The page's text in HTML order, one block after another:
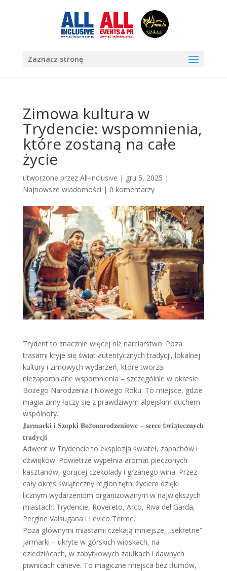
Zaznacz stronę
Zimowa kultura w
Trydencie: wspomnienia,
które zostaną na całe
życie
utworzone przez All-inclusive | gru 5, 2025 |
Najnowsze wiadomości | 0 komentarzy
Trydent to znacznie więcej niż narciarstwo. Poza
trasami kryje się świat autentycznych tradycji, lokalnej
kultury i zimowych wydarzeń, które tworzą
niezapomniane wspomnienia – szczególnie w okresie
Bożego Narodzenia i Nowego Roku. To miejsce, gdzie
magia zimy łączy się z prawdziwym alpejskim duchem
wspólnoty.
𝐉𝐚𝐫𝐦𝐚𝐫𝐤𝐢 𝐢 𝐒𝐳𝐨𝐩𝐤𝐢 𝐁𝐨ż𝐨𝐧𝐚𝐫𝐨𝐝𝐳𝐞𝐧𝐢𝐨𝐰𝐞 – 𝐬𝐞𝐫𝐜𝐞 ś𝐰𝐢ą𝐭𝐞𝐜𝐳𝐧𝐲𝐜𝐡
𝐭𝐫𝐚𝐝𝐲𝐜𝐣𝐢
Adwent w Trydencie to eksplozja świateł, zapachów i
dźwięków. Powietrze wypełnia aromat pieczonych
kasztanów, gorącej czekolady i grzanego wina. Przez
cały okres świąteczny region tętni życiem dzięki
licznym wydarzeniom organizowanym w największych
miastach: Trydencie, Rovereto, Arco, Riva del Garda,
Pergine Valsugana i Levico Terme.
Poza głównymi miastami czekają mniejsze, „sekretne”
jarmarki – ukryte w górskich wioskach, na
dziedzińcach, w zabytkowych zaułkach i dawnych
piwnicach caneve. To magiczne miejsca bez tłumów,